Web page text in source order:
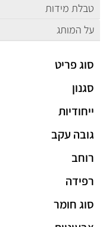
טבלת מידות
על המותג
סוג פריט
סגנון
ייחודיות
גובה עקב
רוחב
רפידה
סוג חומר